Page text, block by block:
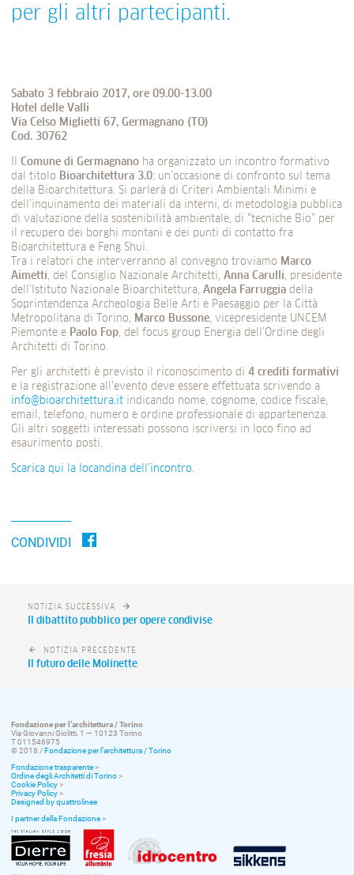
per gli altri partecipanti.
Sabato 3 febbraio 2017, ore 09.00-13.00
Hotel delle Valli
Via Celso Miglietti 67, Germagnano (TO)
Cod. 30762
Comune di Germagnano ha organizzato un incontro formativo
dal titolo Bioarchitettura 3.0: un’occasione di confronto sul tema
della Bioarchitettura. Si parlerà di Criteri Ambientali Minimi e
dell’inquinamento dei materiali da interni, di metodologia pubblica
di valutazione della sostenibilità ambientale, di “tecniche Bio” per
il recupero dei borghi montani e dei punti di contatto fra
Bioarchitettura e Feng Shui.
Tra i relatori che interverranno al convegno troviamo Marco
Aimetti, del Consiglio Nazionale Architetti, Anna Carulli, presidente
dell’Istituto Nazionale Bioarchitettura, Angela Farruggia della
Soprintendenza Archeologia Belle Arti e Paesaggio per la Città
Metropolitana di Torino, Marco Bussone, vicepresidente UNCEM
Piemonte e Paolo Fop, del focus group Energia dell’Ordine degli
Architetti di Torino.
Per gli architetti è previsto il riconoscimento di 4 crediti formativi
e la registrazione all’evento deve essere effettuata scrivendo a
info@bioarchitettura.it indicando nome, cognome, codice fiscale,
email, telefono, numero e ordine professionale di appartenenza.
Gli altri soggetti interessati possono iscriversi in loco fino ad
esaurimento posti.
Scarica qui la locandina dell’incontro.
CONDIVIDI
NOTIZIA SUCCESSIVA
Il dibattito pubblico per opere condivise
NOTIZIA PRECEDENTE
Il futuro delle Molinette
Fondazione per l’architettura / Torino
Via Giovanni Giolitti, 1 — 10123 Torino
T 011546975
© 2018 / Fondazione per l’architettura / Torino
Fondazione trasparente>
Ordine degli Architetti di Torino>
Cookie Policy>
Privacy Policy>
Designed by quattrolinee
I partner della Fondazione>